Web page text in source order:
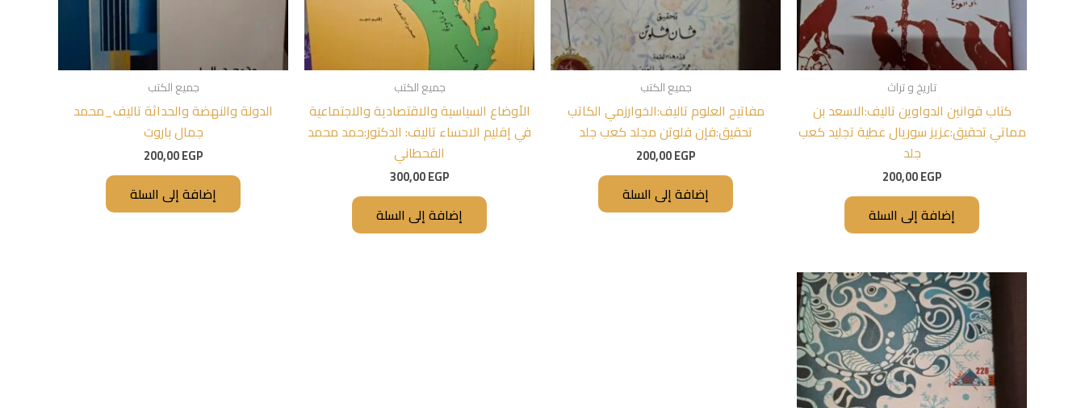
تاريخ و تراث
كتاب قوانين الدواوين تاليف:الاسعد بن
مماتي تحقيق:عزيز سوريال عطية تجليد كعب
جلد
200,00EGP
إضافة إلى السلة
جميع الكتب
مفاتيح العلوم تاليف:الخوارزمي الكاتب
تحقيق:فإن فلوتن مجلد كعب جلد
200,00EGP
إضافة إلى السلة
جميع الكتب
الأوضاع السياسية والاقتصادية والاجتماعية
في إقليم الاحساء تاليف: الدكتور:حمد محمد
القحطاني
300,00EGP
إضافة إلى السلة
جميع الكتب
الدولة والنهضة والحداثة تاليف_محمد
جمال باروت
200,00EGP
إضافة إلى السلة